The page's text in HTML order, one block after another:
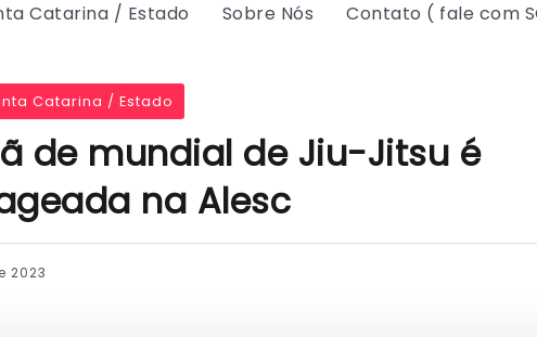
Catarina / Estado Sobre Nós Contato ( fale com
Catarina / Estado
de mundial de Jiu-Jitsu é
na Alesc
2023